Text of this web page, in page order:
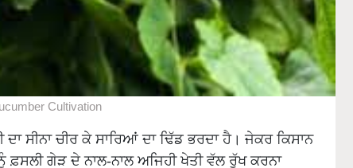
Cultivation
ਦਾ ਸੀਨਾ ਚੀਰ ਕੇ ਸਾਰਿਆਂ ਦਾ ਢਿੱਡ ਭਰਦਾ ਹੈ। ਜੇਕਰ ਕਿਸਾਨ
ਗੇੜ ਦੇ ਨਾਲ-ਨਾਲ ਅਜਿਹੀ ਖੇਤੀ ਵੱਲ ਰੁੱਖ ਕਰਨਾ